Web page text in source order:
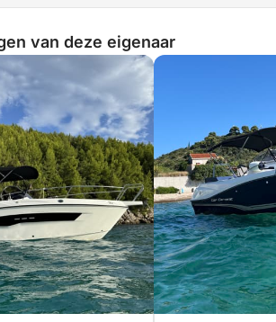
van deze eigenaar